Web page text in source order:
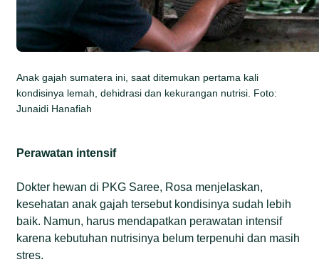
Anak gajah sumatera ini, saat ditemukan pertama kali
kondisinya lemah, dehidrasi dan kekurangan nutrisi. Foto:
Junaidi Hanafiah
Perawatan intensif
Dokter hewan di PKG Saree, Rosa menjelaskan,
kesehatan anak gajah tersebut kondisinya sudah lebih
baik. Namun, harus mendapatkan perawatan intensif
karena kebutuhan nutrisinya belum terpenuhi dan masih
stres.